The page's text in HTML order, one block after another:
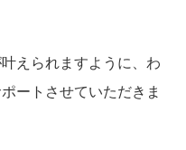
えられますように、わ
ートさせていただきま